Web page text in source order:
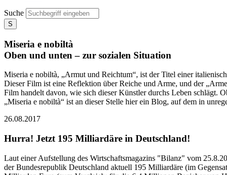
Suche
Miseria e nobiltà
Oben und unten – zur sozialen Situation
Miseria e nobiltà, „Armut und Reichtum“, ist der Titel einer
Dieser Film ist eine Reflektion über Reiche und Arme, und der
Film handelt davon, wie sich dieser Künstler durchs Leben schlägt.
„Miseria e nobiltà“ ist an dieser Stelle hier ein Blog, auf dem in
26.08.2017
Hurra! Jetzt 195 Milliardäre in Deutschland!
Laut einer Aufstellung des Wirtschaftsmagazins "Bilanz" vom
der Bundesrepublik Deutschland aktuell 195 Milliardäre (im